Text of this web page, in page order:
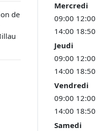
de
Mercredi
09:00 12:00
14:00 18:50
Jeudi
09:00 12:00
14:00 18:50
Vendredi
09:00 12:00
14:00 18:50
Samedi